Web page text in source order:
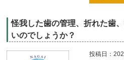
怪我した歯の管理、折れた歯
いのでしょうか？
投稿日：